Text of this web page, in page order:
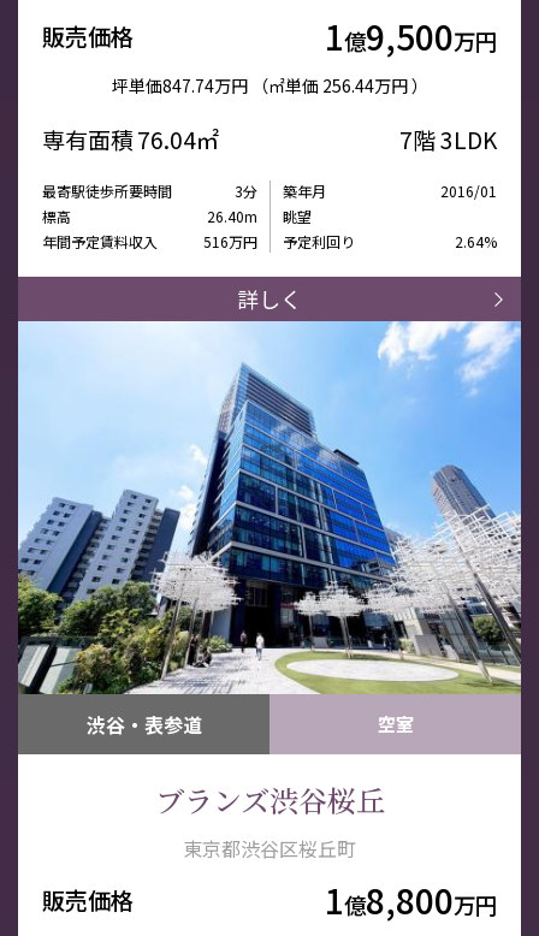
販売価格 1億9,500万円
坪単価847.74万円 （㎡単価 256.44万円 ）
専有面積76.04㎡ 7階3LDK
最寄駅徒歩所要時間
3分
標高
26.40m
年間予定賃料収入
516万円
築年月
2016/01
眺望
予定利回り
2.64%
詳しく
渋谷・表参道 空室
ブランズ渋谷桜丘
東京都渋谷区桜丘町
販売価格 1億8,800万円